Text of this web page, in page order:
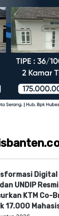
Digital
UNDIP Resmi
KTM Co-
17.000